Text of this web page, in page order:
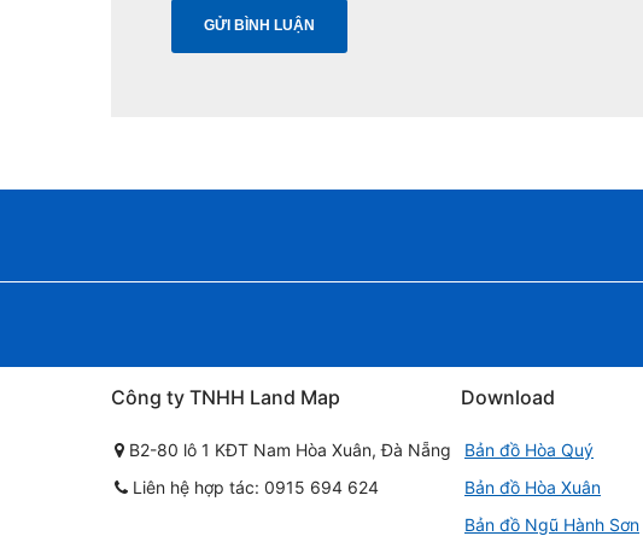
Công ty TNHH Land Map
B2-80 lô 1 KĐT Nam Hòa Xuân, Đà Nẵng
Liên hệ hợp tác: 0915 694 624
Download
Bản đồ Hòa Quý
Bản đồ Hòa Xuân
Bản đồ Ngũ Hành Sơn